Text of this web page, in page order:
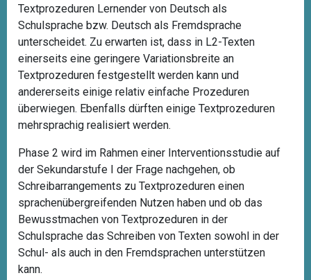
Textprozeduren Lernender von Deutsch als
Schulsprache bzw. Deutsch als Fremdsprache
unterscheidet. Zu erwarten ist, dass in L2-Texten
einerseits eine geringere Variationsbreite an
Textprozeduren festgestellt werden kann und
andererseits einige relativ einfache Prozeduren
überwiegen. Ebenfalls dürften einige Textprozeduren
mehrsprachig realisiert werden.
Phase 2 wird im Rahmen einer Interventionsstudie auf
der Sekundarstufe I der Frage nachgehen, ob
Schreibarrangements zu Textprozeduren einen
sprachenübergreifenden Nutzen haben und ob das
Bewusstmachen von Textprozeduren in der
Schulsprache das Schreiben von Texten sowohl in der
Schul- als auch in den Fremdsprachen unterstützen
kann.